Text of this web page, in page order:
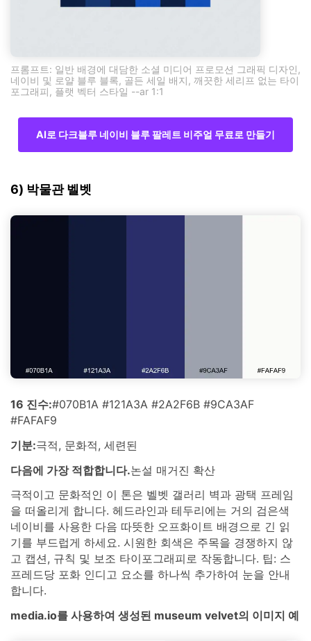
프롬프트: 일반 배경에 대담한 소셜 미디어 프로모션 그래픽 디자인,
네이비 및 로얄 블루 블록, 골든 세일 배지, 깨끗한 세리프 없는 타이
포그래피, 플랫 벡터 스타일 --ar 1:1
AI로 다크블루 네이비 블루 팔레트 비주얼 무료로 만들기
6) 박물관 벨벳
16 진수:#070B1A #121A3A #2A2F6B #9CA3AF
#FAFAF9
기분:극적, 문화적, 세련된
다음에 가장 적합합니다.논설 매거진 확산
극적이고 문화적인 이 톤은 벨벳 갤러리 벽과 광택 프레임
을 떠올리게 합니다. 헤드라인과 테두리에는 거의 검은색
네이비를 사용한 다음 따뜻한 오프화이트 배경으로 긴 읽
기를 부드럽게 하세요. 시원한 회색은 주목을 경쟁하지 않
고 캡션, 규칙 및 보조 타이포그래피로 작동합니다. 팁: 스
프레드당 포화 인디고 요소를 하나씩 추가하여 눈을 안내
합니다.
media.io를 사용하여 생성된 museum velvet의 이미지 예